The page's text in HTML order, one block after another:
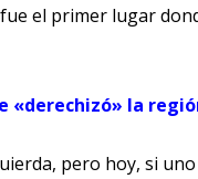
el primer lugar
«derechizó» la
pero hoy, si